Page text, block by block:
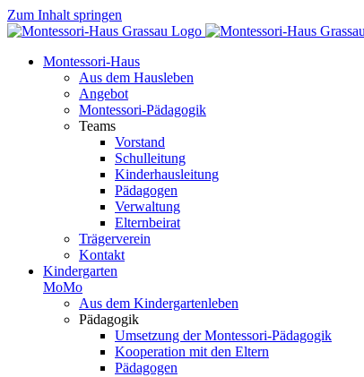
Zum Inhalt springen
Montessori-Haus
Aus dem Hausleben
Angebot
Montessori-Pädagogik
Teams
Vorstand
Schulleitung
Kinderhausleitung
Pädagogen
Verwaltung
Elternbeirat
Trägerverein
Kontakt
Kindergarten
MoMo
Aus dem Kindergartenleben
Pädagogik
Umsetzung der Montessori-Pädagogik
Kooperation mit den Eltern
Pädagogen